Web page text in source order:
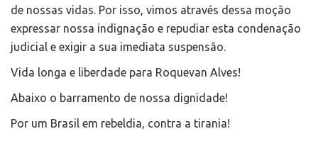
de nossas vidas. Por isso, vimos através dessa moção
expressar nossa indignação e repudiar esta condenação
judicial e exigir a sua imediata suspensão.
Vida longa e liberdade para Roquevan Alves!
Abaixo o barramento de nossa dignidade!
Por um Brasil em rebeldia, contra a tirania!